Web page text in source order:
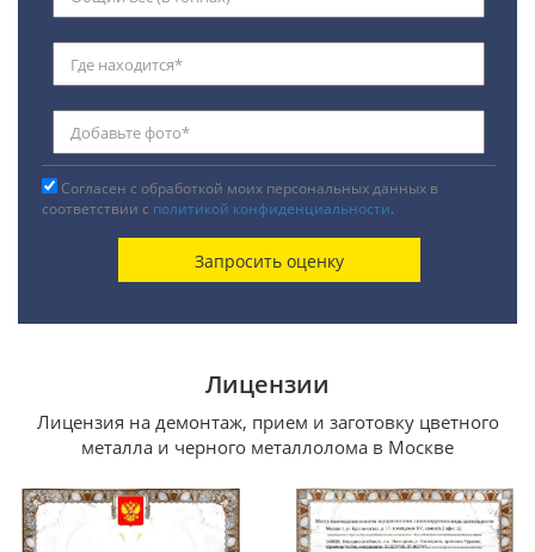
Согласен с обработкой моих персональных данных в
соответствии с политикой конфиденциальности.
Лицензии
Лицензия на демонтаж, прием и заготовку цветного
металла и черного металлолома в Москве